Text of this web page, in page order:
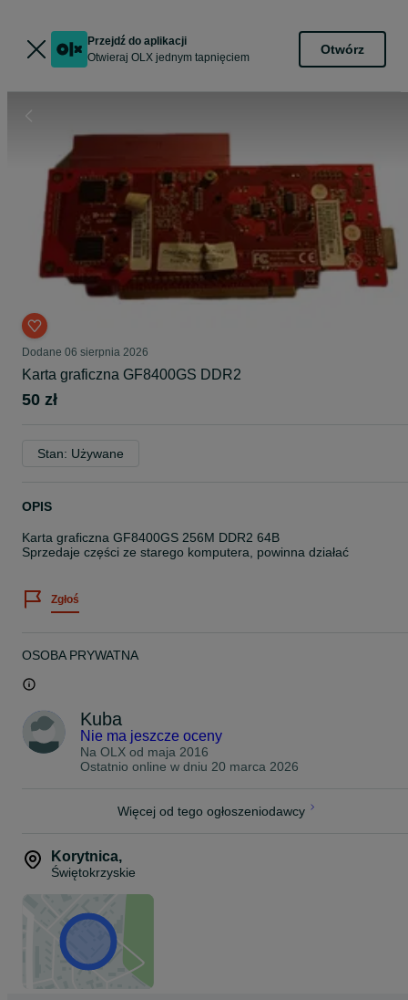
Przejdź do aplikacji
Otwieraj OLX jednym tapnięciem
Otwórz
Dodane 06 sierpnia 2026
Karta graficzna GF8400GS DDR2
50 zł
Stan: Używane
OPIS
Karta graficzna GF8400GS 256M DDR2 64B
Sprzedaje części ze starego komputera, powinna działać
Zgłoś
OSOBA PRYWATNA
Kuba
Nie ma jeszcze oceny
Na OLX od maja 2016
Ostatnio online w dniu 20 marca 2026
Więcej od tego ogłoszeniodawcy
Korytnica,
Świętokrzyskie